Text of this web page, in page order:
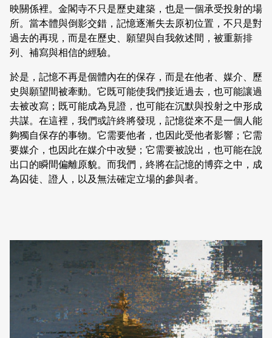
映關係裡。金閣寺不只是歷史建築，也是一個承受投射的場
所。當本體與倒影交錯，記憶逐漸失去原初位置，不只是對
過去的再現，而是在歷史、願望與自我敘述間，被重新排
列、補寫與相信的經驗。
於是，記憶不再是個體內在的保存，而是在他者、媒介、歷
史與願望間被牽動。它既可能使我們接近過去，也可能讓過
去被改寫；既可能成為見證，也可能在沉默與投射之中形成
共謀。在這裡，我們或許終將發現，記憶從來不是一個人能
夠獨自保存的事物。它需要他者，也因此受他者影響；它需
要媒介，也因此在媒介中改變；它需要被說出，也可能在說
出口的瞬間偏離原貌。而我們，終將在記憶的博弈之中，成
為囚徒、證人，以及無法確定立場的參與者。